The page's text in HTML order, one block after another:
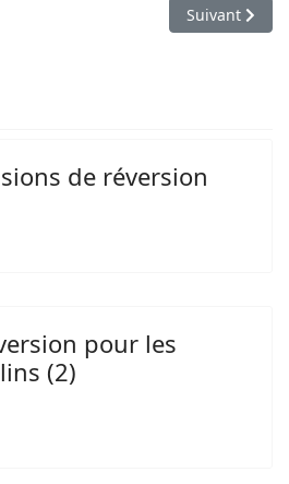
à tous les publics du musée
Article
Suivant
de réversion
pour les
(2)